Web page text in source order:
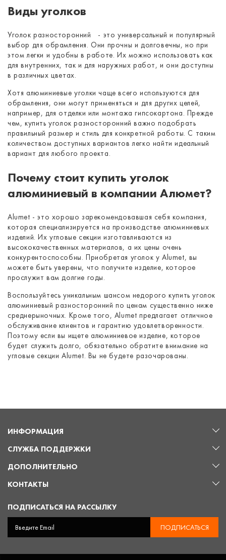
Виды уголков
Уголок разносторонний - это универсальный и популярный
выбор для обрамления. Они прочны и долговечны, но при
этом легки и удобны в работе. Их можно использовать как
для внутренних, так и для наружных работ, и они доступны
в различных цветах.
Хотя алюминиевые уголки чаще всего используются для
обрамления, они могут применяться и для других целей,
например, для отделки или монтажа гипсокартона. Прежде
чем, купить уголок разносторонний важно подобрать
правильный размер и стиль для конкретной работы. С таким
количеством доступных вариантов легко найти идеальный
вариант для любого проекта.
Почему стоит купить уголок
алюминиевый в компании Алюмет?
Alumet - это хорошо зарекомендовавшая себя компания,
которая специализируется на производстве алюминиевых
изделий. Их угловые секции изготавливаются из
высококачественных материалов, а их цены очень
конкурентоспособны. Приобретая уголок у Alumet, вы
можете быть уверены, что получите изделие, которое
прослужит вам долгие годы.
Воспользуйтесь уникальным шансом недорого купить уголок
алюминиевый разносторонний по ценам существенно ниже
среднерыночных. Кроме того, Alumet предлагает отличное
обслуживание клиентов и гарантию удовлетворенности.
Поэтому если вы ищете алюминиевое изделие, которое
будет служить долго, обязательно обратите внимание на
угловые секции Alumet. Вы не будете разочарованы.
ИНФОРМАЦИЯ
СЛУЖБА ПОДДЕРЖКИ
ДОПОЛНИТЕЛЬНО
КОНТАКТЫ
ПОДПИСАТЬСЯ НА РАССЫЛКУ
ПОДПИСАТЬСЯ